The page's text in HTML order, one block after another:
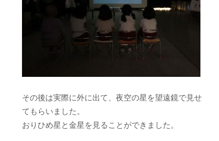
その後は実際に外に出て、夜空の星を望遠鏡で見せ
てもらいました。
おりひめ星と金星を見ることができました。